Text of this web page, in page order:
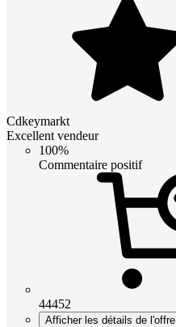
Cdkeymarkt
Excellent vendeur
100%
Commentaire positif
44452
Afficher les détails de l'offre